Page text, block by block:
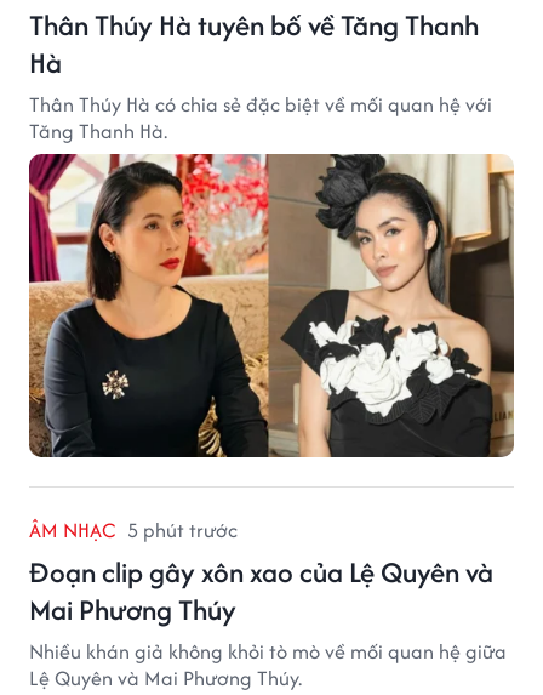
Thân Thúy Hà tuyên bố về Tăng Thanh
Hà
Thân Thúy Hà có chia sẻ đặc biệt về mối quan hệ với
Tăng Thanh Hà.
ÂM NHẠC 5 phút trước
Đoạn clip gây xôn xao của Lệ Quyên và
Mai Phương Thúy
Nhiều khán giả không khỏi tò mò về mối quan hệ giữa
Lệ Quyên và Mai Phương Thúy.